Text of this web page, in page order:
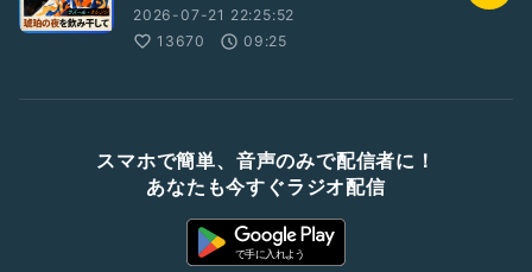
2026-07-21 22:25:52
13670
09:25
スマホで簡単、音声のみで配信者に！
あなたも今すぐラジオ配信